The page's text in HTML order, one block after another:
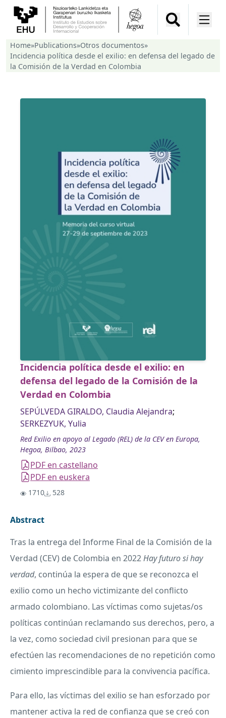
Home»Publications»Otros documentos»
Incidencia política desde el exilio: en defensa del legado de
la Comisión de la Verdad en Colombia
Incidencia política desde el exilio: en
defensa del legado de la Comisión de la
Verdad en Colombia
SEPÚLVEDA GIRALDO, Claudia Alejandra;
SERKEZYUK, Yulia
Red Exilio en apoyo al Legado (REL) de la CEV en Europa,
Hegoa, Bilbao, 2023
PDF en castellano
PDF en euskera
1710 528
Abstract
Tras la entrega del Informe Final de la Comisión de la
Verdad (CEV) de Colombia en 2022Hay futuro si hay
verdad, continúa la espera de que se reconozca el
exilio como un hecho victimizante del conflicto
armado colombiano. Las víctimas como sujetas/os
políticas continúan reclamando sus derechos, pero, a
la vez, como sociedad civil presionan para que se
efectúen las recomendaciones de no repetición como
cimiento imprescindible para la convivencia pacífica.
Para ello, las víctimas del exilio se han esforzado por
mantener activa la red de confianza que se creó con